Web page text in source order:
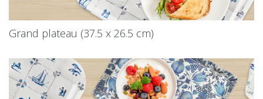
Grand plateau (37.5 x 26.5 cm)